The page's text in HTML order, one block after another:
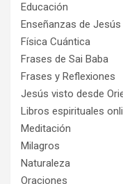
Educación
Enseñanzas de
Física Cuántica
Frases de Sai Baba
Frases y Reflexiones
Jesús visto desde
Libros espirituales
Meditación
Milagros
Naturaleza
Oraciones